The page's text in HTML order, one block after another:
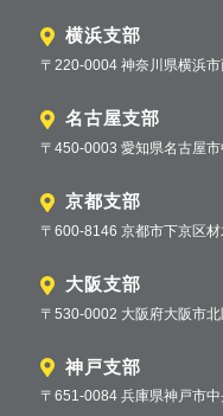
横浜支部
〒220-0004 神奈川県横浜
名古屋支部
〒450-0003 愛知県名古屋
京都支部
〒600-8146 京都市下京区
大阪支部
〒530-0002 大阪府大阪市
神戸支部
〒651-0084 兵庫県神戸市